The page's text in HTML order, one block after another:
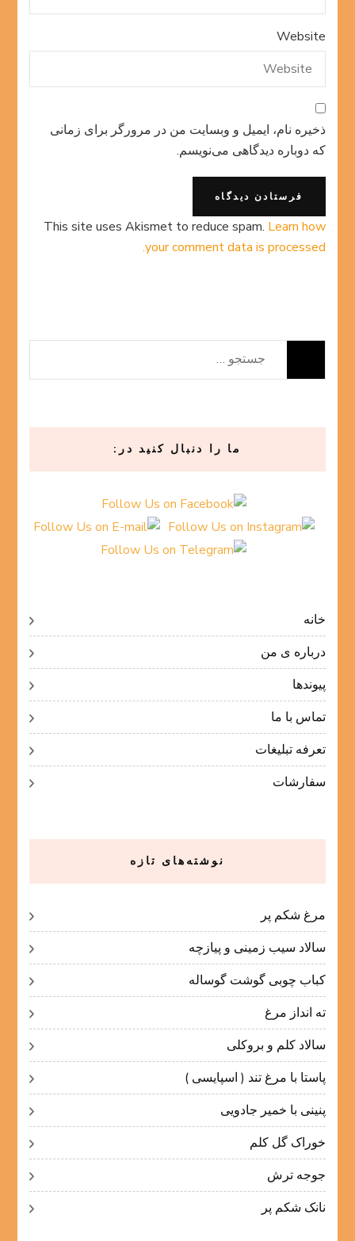
Website
ذخیره نام، ایمیل و وبسایت من در مرورگر برای زمانی
که دوباره دیدگاهی می‌نویسم.
This site uses Akismet to reduce spam. Learn how
your comment data is processed.
جستجو
برای:
ما را دنبال کنید در:
خانه
درباره ی من
پیوندها
تماس با ما
تعرفه تبلیغات
سفارشات
نوشته‌های تازه
مرغ شکم پر
سالاد سیب زمینی و پیازچه
کباب چوبی گوشت گوساله
ته انداز مرغ
سالاد کلم و بروکلی
پاستا با مرغ تند ( اسپایسی )
پنینی با خمیر جادویی
خوراک گل کلم
جوجه ترش
نانک شکم پر